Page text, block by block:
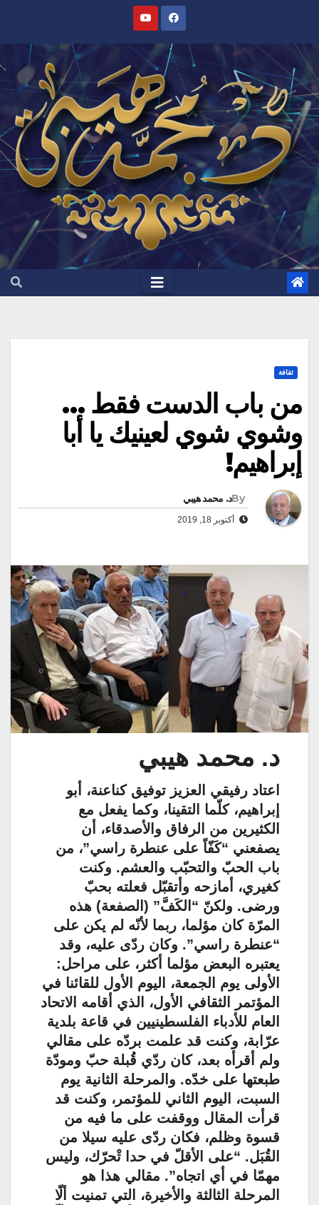
content
ثقافة
من باب الدست فقط …
وشوي شوي لعينيك يا أبا
إبراهيم!
Byد. محمد هيبي
أكتوبر 18, 2019
د. محمد هيبي
اعتاد رفيقي العزيز توفيق كناعنة، أبو
إبراهيم، كلّما التقينا، وكما يفعل مع
الكثيرين من الرفاق والأصدقاء، أن
يصفعني “كَفّاً على عنطرة راسي”، من
باب الحبّ والتحبّب والعشم. وكنت
كغيري، أمازحه وأتقبّل فعلته بحبّ
ورضى. ولكنّ “الكَفَّ” (الصفعة) هذه
المرّة كان مؤلما، ربما لأنّه لم يكن على
“عنطرة راسي”. وكان ردّى عليه، وقد
يعتبره البعض مؤلما أكثر، على مراحل:
الأولى يوم الجمعة، اليوم الأول للقائنا في
المؤتمر الثقافي الأول، الذي أقامه الاتحاد
العام للأدباء الفلسطينيين في قاعة بلدية
عرّابة، وكنت قد علمت بردّه على مقالي
ولم أقرأه بعد، كان ردّي قُبلة حبّ ومودّة
طبعتها على خدّه. والمرحلة الثانية يوم
السبت، اليوم الثاني للمؤتمر، وكنت قد
قرأت المقال ووقفت على ما فيه من
قسوة وظلم، فكان ردّى عليه سيلا من
القُبَل. “على الأقلّ في حدا تْحرّك، وليس
مهمّا في أي اتجاه”. مقالي هذا هو
المرحلة الثالثة والأخيرة، التي تمنيت ألّا